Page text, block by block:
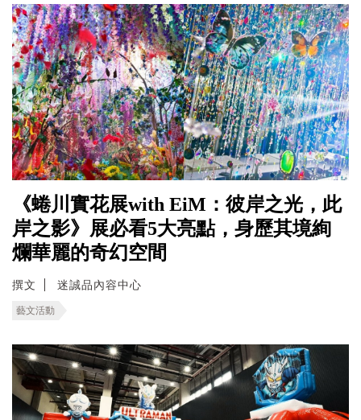
《蜷川實花展with EiM：彼岸之光，此
岸之影》展必看5大亮點，身歷其境絢
爛華麗的奇幻空間
撰文 迷誠品內容中心
藝文活動